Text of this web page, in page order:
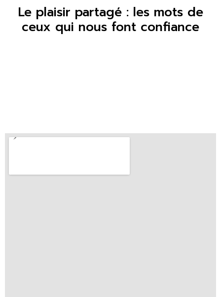
Le plaisir partagé : les mots de
ceux qui nous font confiance